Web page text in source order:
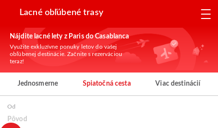
Lacné obľúbené trasy
Nájdite lacné lety z Paris do Casablanca
Využite exkluzívne ponuky letov do vašej
obľúbenej destinácie. Začnite s rezerváciou
teraz!
Jednosmerne Spiatočná cesta Viac destinácií
Od
Pôvod